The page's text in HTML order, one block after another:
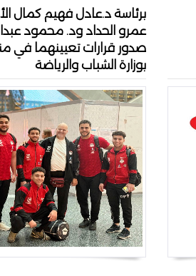
برئاسة د.عادل فهيم كمال
عمرو الحداد ود. محمود
صدور قرارات تعيينهما في
بوزارة الشباب والرياضة